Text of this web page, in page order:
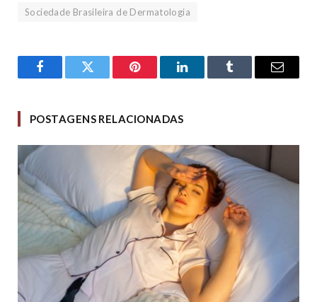
Sociedade Brasileira de Dermatologia
FacebookTwitter Pinterest LinkedInTumblr Email
POSTAGENS RELACIONADAS